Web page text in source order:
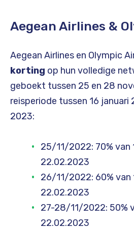
Aegean Airlines &
Aegean Airlines en Olympic
korting op hun volledige
geboekt tussen 25 en 28
reisperiode tussen 16
2023:
25/11/2022: 70% van
22.02.2023
26/11/2022: 60% van
22.02.2023
27-28/11/2022: 50%
22.02.2023